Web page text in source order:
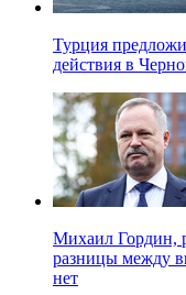
Турция
действия в
Михаил Гордин,
разницы между
нет